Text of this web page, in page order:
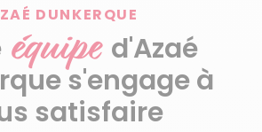
DUNKERQUE
équipe d'Azaé
s'engage à
satisfaire